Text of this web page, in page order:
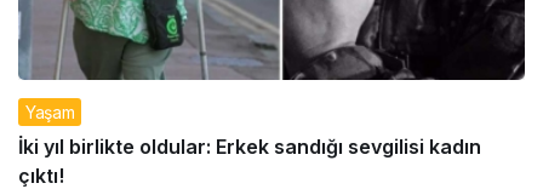
Yaşam
İki yıl birlikte oldular: Erkek sandığı sevgilisi kadın
çıktı!